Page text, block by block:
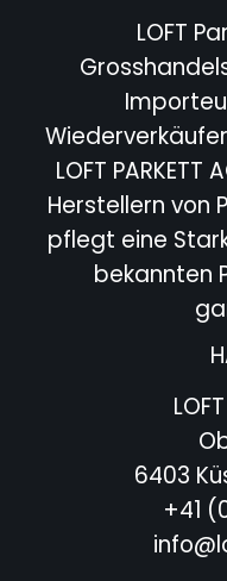
LOFT
LOFT
Herstellern von
pflegt eine
bekannten
6403
+41